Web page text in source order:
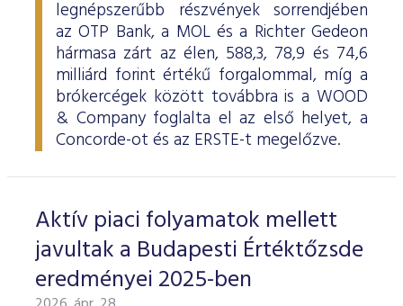
legnépszerűbb részvények sorrendjében
az OTP Bank, a MOL és a Richter Gedeon
hármasa zárt az élen, 588,3, 78,9 és 74,6
milliárd forint értékű forgalommal, míg a
brókercégek között továbbra is a WOOD
& Company foglalta el az első helyet, a
Concorde-ot és az ERSTE-t megelőzve.
Aktív piaci folyamatok mellett
javultak a Budapesti Értéktőzsde
eredményei 2025-ben